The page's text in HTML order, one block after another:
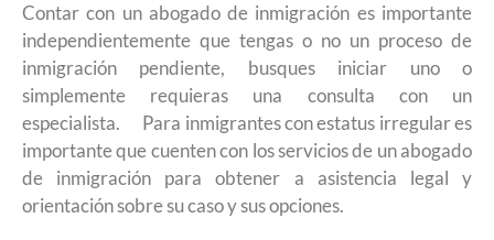
Contar con un abogado de inmigración es importante
independientemente que tengas o no un proceso de
inmigración pendiente, busques iniciar uno o
simplemente requieras una consulta con un
especialista. Para inmigrantes con estatus irregular es
importante que cuenten con los servicios de un abogado
de inmigración para obtener a asistencia legal y
orientación sobre su caso y sus opciones.